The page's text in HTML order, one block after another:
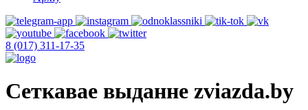
8 (017) 311-17-35
Сеткавае выданне zviazda.by